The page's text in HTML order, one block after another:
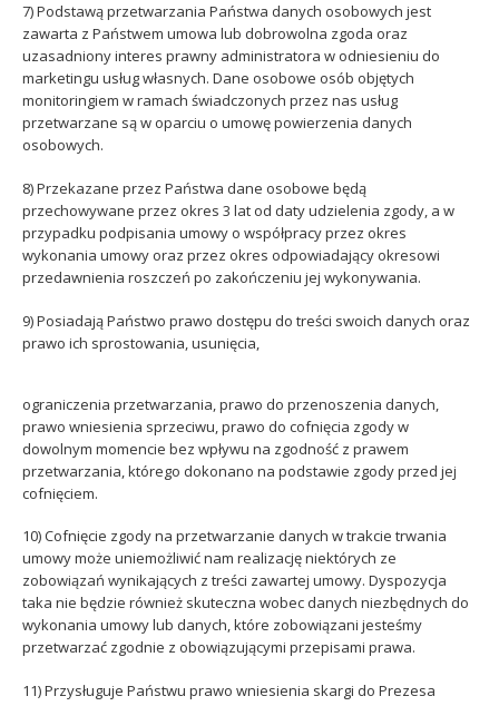
7) Podstawą przetwarzania Państwa danych osobowych jest
zawarta z Państwem umowa lub dobrowolna zgoda oraz
uzasadniony interes prawny administratora w odniesieniu do
marketingu usług własnych. Dane osobowe osób objętych
monitoringiem w ramach świadczonych przez nas usług
przetwarzane są w oparciu o umowę powierzenia danych
osobowych.
8) Przekazane przez Państwa dane osobowe będą
przechowywane przez okres 3 lat od daty udzielenia zgody, a w
przypadku podpisania umowy o współpracy przez okres
wykonania umowy oraz przez okres odpowiadający okresowi
przedawnienia roszczeń po zakończeniu jej wykonywania.
9) Posiadają Państwo prawo dostępu do treści swoich danych oraz
prawo ich sprostowania, usunięcia,
ograniczenia przetwarzania, prawo do przenoszenia danych,
prawo wniesienia sprzeciwu, prawo do cofnięcia zgody w
dowolnym momencie bez wpływu na zgodność z prawem
przetwarzania, którego dokonano na podstawie zgody przed jej
cofnięciem.
10) Cofnięcie zgody na przetwarzanie danych w trakcie trwania
umowy może uniemożliwić nam realizację niektórych ze
zobowiązań wynikających z treści zawartej umowy. Dyspozycja
taka nie będzie również skuteczna wobec danych niezbędnych do
wykonania umowy lub danych, które zobowiązani jesteśmy
przetwarzać zgodnie z obowiązującymi przepisami prawa.
11) Przysługuje Państwu prawo wniesienia skargi do Prezesa